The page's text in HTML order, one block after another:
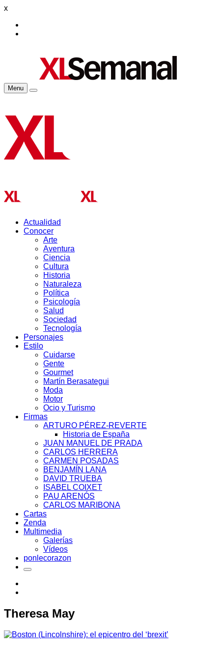
x
Menu
Actualidad
Conocer
Arte
Aventura
Ciencia
Cultura
Historia
Naturaleza
Política
Psicología
Salud
Sociedad
Tecnología
Personajes
Estilo
Cuidarse
Gente
Gourmet
Martín Berasategui
Moda
Motor
Ocio y Turismo
Firmas
ARTURO PÉREZ-REVERTE
Historia de España
JUAN MANUEL DE PRADA
CARLOS HERRERA
CARMEN POSADAS
BENJAMÍN LANA
DAVID TRUEBA
ISABEL COIXET
PAU ARENÓS
CARLOS MARIBONA
Cartas
Zenda
Multimedia
Galerías
Vídeos
ponlecorazon
Theresa May